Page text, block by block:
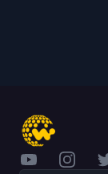
YouTube